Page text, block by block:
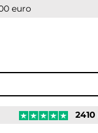
euro
2410